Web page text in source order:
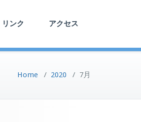
リンク アクセス
Home / 2020 / 7月